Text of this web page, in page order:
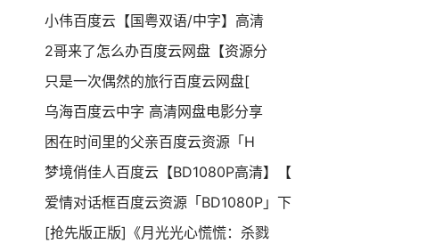
小伟百度云【国粤双语/中字】高清
2哥来了怎么办百度云网盘【资源分
只是一次偶然的旅行百度云网盘[
乌海百度云中字 高清网盘电影分享
困在时间里的父亲百度云资源「H
梦境俏佳人百度云【BD1080P高清】【
爱情对话框百度云资源「BD1080P」下
[抢先版正版]《月光光心慌慌：杀戮